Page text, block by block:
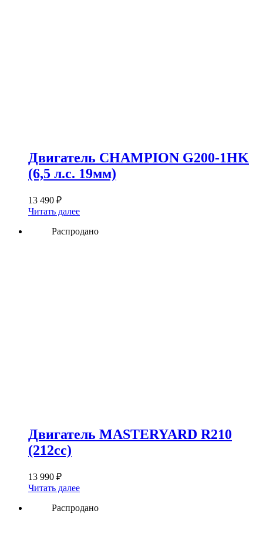
Двигатель CHAMPION G200-1HK
(6,5 л.с. 19мм)
13 490 ₽
Читать далее
Распродано
Двигатель MASTERYARD R210
(212сс)
13 990 ₽
Читать далее
Распродано